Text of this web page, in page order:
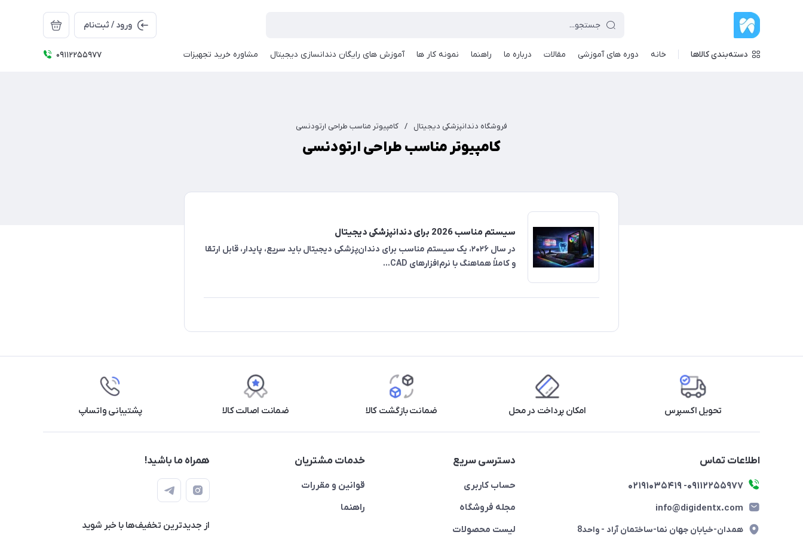
ورود / ثبت‌نام
دسته‌بندی کالاها خانه دوره های آموزشی مقالات درباره ما راهنما نمونه کار ها آموزش های رایگان دندانسازی دیجیتال مشاوره خرید تجهیزات 09112255977
فروشگاه دندانپزشکی دیجیتال / کامپیوتر مناسب طراحی ارتودنسی
کامپیوتر مناسب طراحی ارتودنسی
سیستم مناسب 2026 برای دندانپزشکی دیجیتال
در سال ۲۰۲۶، یک سیستم مناسب برای دندان‌پزشکی دیجیتال باید سریع، پایدار، قابل ارتقا
و کاملاً هماهنگ با نرم‌افزارهای CAD...
تحویل اکسپرس امکان پرداخت در محل ضمانت بازگشت کالا ضمانت اصالت کالا پشتیبانی واتساپ
اطلاعات تماس
09112255977- 02191035419
info@digidentx.com
همدان-خیابان جهان نما-ساختمان آراد - واحد8
دسترسی سریع
حساب کاربری
مجله فروشگاه
لیست محصولات
خدمات مشتریان
قوانین و مقررات
راهنما
همراه ما باشید!
از جدید‌ترین تخفیف‌ها با‌ خبر شوید